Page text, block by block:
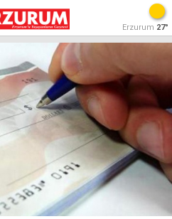
Erzurum 27°